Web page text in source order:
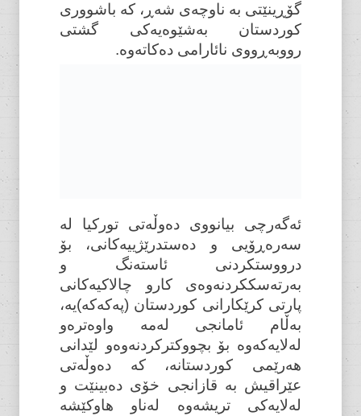
گۆڕینێتی بە ناوچەی شەڕ، کە باشووری
کوردستان بەشێوەیەکی گشتی
رووبەڕووی نائارامی دەکاتەوە.
ئەگەرچی بیانووی دەوڵەتی تورکیا لە
سەرەڕۆیی و دەستدرێژییەکانی، بۆ
درووستکردنی ئاستەنگ و
بەرتەسککردنەوەی کارو چالاکیەکانی
پارتی کرێکارانی کوردستان (پەکەکە)یە،
بەڵام ئامانجی لەمە واوەترەو
لەلایەکەوە بۆ بچووکترکردنەوەو لێدانی
هەرێمی کوردستانە، کە دەوڵەتی
عێراقیش بە قازانجی خۆی دەبینێت و
لەلایەکی تریشەوە لەناو هاوکێشە